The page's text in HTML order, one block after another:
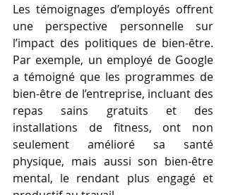
Les témoignages d’employés offrent
une perspective personnelle sur
l’impact des politiques de bien-être.
Par exemple, un employé de Google
a témoigné que les programmes de
bien-être de l’entreprise, incluant des
repas sains gratuits et des
installations de fitness, ont non
seulement amélioré sa santé
physique, mais aussi son bien-être
mental, le rendant plus engagé et